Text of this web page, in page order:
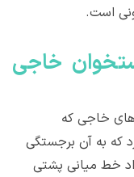
است.
خاجی
خاجی که
که به آن برجستگی
خط میانی پشتی